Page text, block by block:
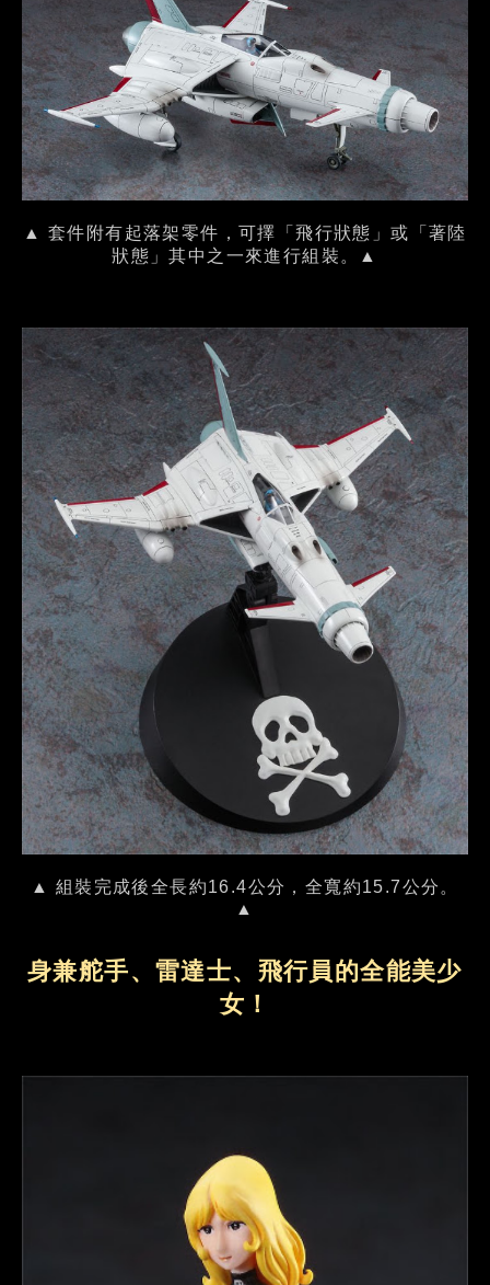
▲ 套件附有起落架零件，可擇「飛行狀態」或「著陸
狀態」其中之一來進行組裝。▲
▲ 組裝完成後全長約16.4公分，全寬約15.7公分。
▲
身兼舵手、雷達士、飛行員的全能美少
女！